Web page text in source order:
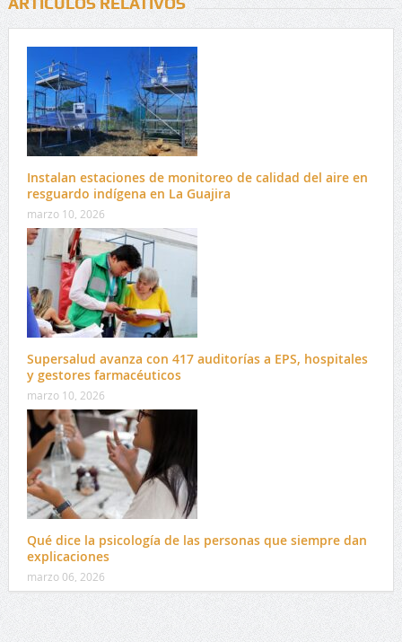
Instalan estaciones de monitoreo de calidad del aire en
resguardo indígena en La Guajira
marzo 10, 2026
Supersalud avanza con 417 auditorías a EPS, hospitales
y gestores farmacéuticos
marzo 10, 2026
Qué dice la psicología de las personas que siempre dan
explicaciones
marzo 06, 2026